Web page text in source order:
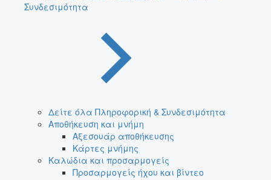
Συνδεσιμότητα
Δείτε όλα Πληροφορική & Συνδεσιμότητα
Αποθήκευση και μνήμη
Αξεσουάρ αποθήκευσης
Κάρτες μνήμης
Καλώδια και προσαρμογείς
Προσαρμογείς ήχου και βίντεο